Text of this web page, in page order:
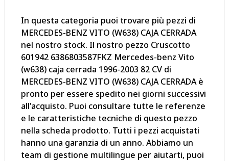
In questa categoria puoi trovare più pezzi di
MERCEDES-BENZ VITO (W638) CAJA CERRADA
nel nostro stock. Il nostro pezzo Cruscotto
601942 6386803587FKZ Mercedes-benz Vito
(w638) caja cerrada 1996-2003 82 CV di
MERCEDES-BENZ VITO (W638) CAJA CERRADA è
pronto per essere spedito nei giorni successivi
all'acquisto. Puoi consultare tutte le referenze
e le caratteristiche tecniche di questo pezzo
nella scheda prodotto. Tutti i pezzi acquistati
hanno una garanzia di un anno. Abbiamo un
team di gestione multilingue per aiutarti, puoi